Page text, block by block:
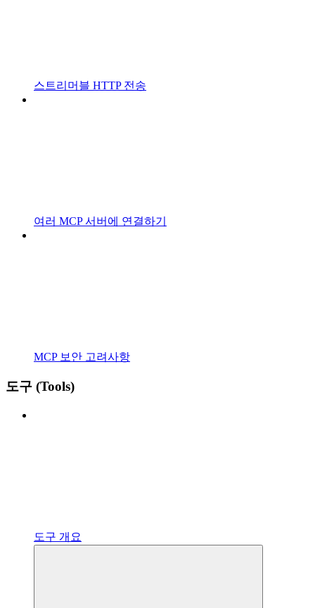
스트리머블 HTTP 전송
여러 MCP 서버에 연결하기
MCP 보안 고려사항
도구 (Tools)
도구 개요